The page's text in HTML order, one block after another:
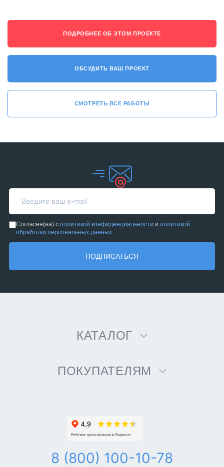
ПОДРОБНЕЕ ОБ ЭТОМ ПРОЕКТЕ
ОБСУДИТЬ ВАШ ПРОЕКТ
СМОТРЕТЬ ВСЕ РАБОТЫ
Согласен(на) с политикой конфиденциальности и политикой
обработки персональных данных
ПОДПИСАТЬСЯ
КАТАЛОГ
ПОКУПАТЕЛЯМ
8 (800) 100-10-78